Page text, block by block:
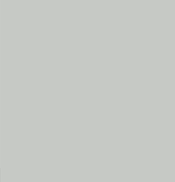
– Εκτέλεση –